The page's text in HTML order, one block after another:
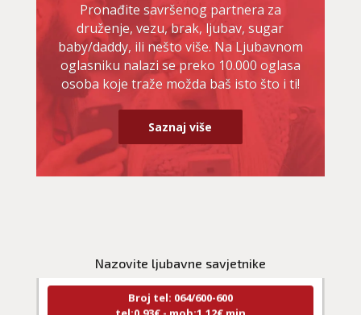
Pronađite savršenog partnera za
druženje, vezu, brak, ljubav, sugar
baby/daddy, ili nešto više. Na Ljubavnom
oglasniku nalazi se preko 10.000 oglasa
osoba koje traže možda baš isto što i ti!
Saznaj više
Nazovite ljubavne savjetnike
prekidi veze, bračni problemi, pomirjenje
Broj tel: 064/600-600
tel:0,93€ - mob:1,12€ min